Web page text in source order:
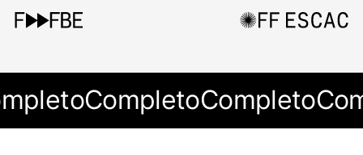
CompletoCompleto